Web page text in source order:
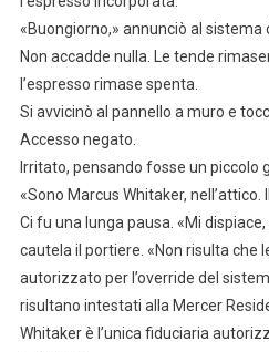
«Buongiorno,» annunciò al sistema
Non accadde nulla. Le tende
l’espresso rimase spenta.
Si avvicinò al pannello a muro e
Accesso negato.
Irritato, pensando fosse un piccolo
«Sono Marcus Whitaker,
Ci fu una lunga pausa. «Mi
cautela il portiere. «Non risulta che
autorizzato per l’override del
risultano intestati alla Mercer
Whitaker è l’unica fiduciaria